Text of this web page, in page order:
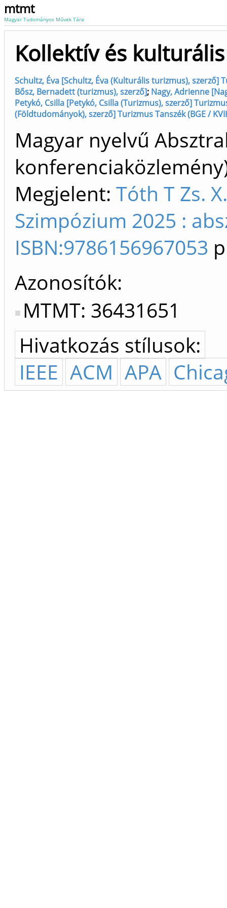
mtmt
Magyar Tudományos Művek Tára
Kollektív és
Schultz, Éva [Schultz, Éva (Kulturális turizmus), szerző]
Bősz, Bernadett (turizmus), szerző]; Nagy, Adrienne
Petykó, Csilla [Petykó, Csilla (Turizmus), szerző]
(Földtudományok), szerző] Turizmus Tanszék (BGE /
Magyar nyelvű
Megjelent: Tóth T Zs.
Szimpózium 2025 :
ISBN:9786156967053
Azonosítók
MTMT: 36431651
Hivatkozás stílusok:
IEEE ACM APA